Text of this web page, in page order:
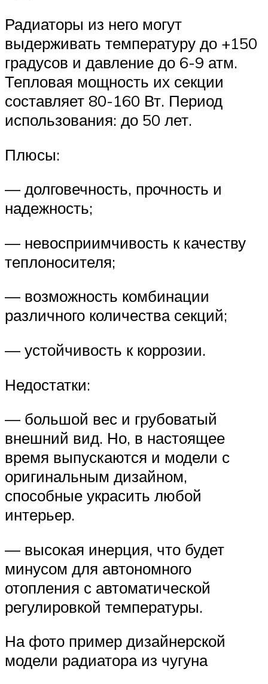
Радиаторы из него могут
выдерживать температуру до +150
градусов и давление до 6-9 атм.
Тепловая мощность их секции
составляет 80-160 Вт. Период
использования: до 50 лет.
Плюсы:
— долговечность, прочность и
надежность;
— невосприимчивость к качеству
теплоносителя;
— возможность комбинации
различного количества секций;
— устойчивость к коррозии.
Недостатки:
— большой вес и грубоватый
внешний вид. Но, в настоящее
время выпускаются и модели с
оригинальным дизайном,
способные украсить любой
интерьер.
— высокая инерция, что будет
минусом для автономного
отопления с автоматической
регулировкой температуры.
На фото пример дизайнерской
модели радиатора из чугуна